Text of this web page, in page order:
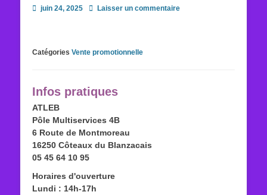
Posted
juin 24, 2025 Laisser un commentaire
Catégories Vente promotionnelle
Infos pratiques
ATLEB
Pôle Multiservices 4B
6 Route de Montmoreau
16250 Côteaux du Blanzacais
05 45 64 10 95
Horaires d'ouverture
Lundi : 14h-17h